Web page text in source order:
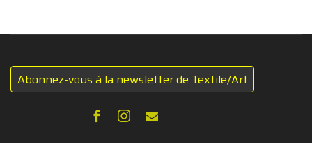
Abonnez-vous à la newsletter de Textile/Art